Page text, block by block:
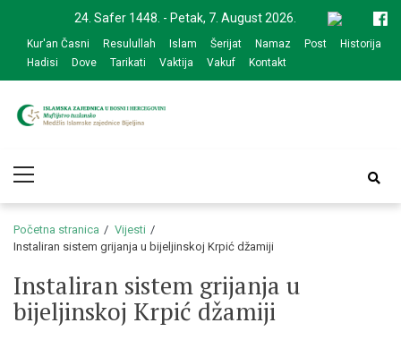
navigation
content
24. Safer 1448. - Petak, 7. August 2026.
Kur'an Časni Resulullah Islam Šerijat Namaz Post
Historija
Hadisi
Dove Tarikati Vaktija Vakuf Kontakt
zajednice Bijeljina
Menu
Početna stranica
Vijesti
Instaliran sistem grijanja u bijeljinskoj Krpić džamiji
Instaliran sistem grijanja u
bijeljinskoj Krpić džamiji